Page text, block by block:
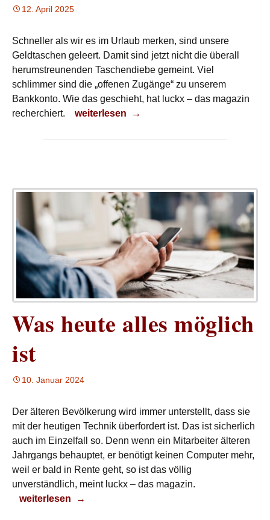
12. April 2025
Schneller als wir es im Urlaub merken, sind unsere
Geldtaschen geleert. Damit sind jetzt nicht die überall
herumstreunenden Taschendiebe gemeint. Viel
schlimmer sind die „offenen Zugänge“ zu unserem
Bankkonto. Wie das geschieht, hat luckx – das magazin
recherchiert.
Angriff auf die Hosentasche
weiterlesen →
Was heute alles möglich
ist
10. Januar 2024
Der älteren Bevölkerung wird immer unterstellt, dass sie
mit der heutigen Technik überfordert ist. Das ist sicherlich
auch im Einzelfall so. Denn wenn ein Mitarbeiter älteren
Jahrgangs behauptet, er benötigt keinen Computer mehr,
weil er bald in Rente geht, so ist das völlig
unverständlich, meint luckx – das magazin.
Was heute alles möglich ist
weiterlesen →